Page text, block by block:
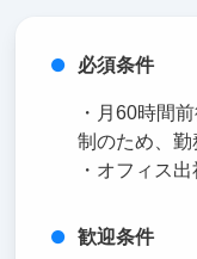
必須条件
・月60時間
制のため、勤
・オフィス
歓迎条件